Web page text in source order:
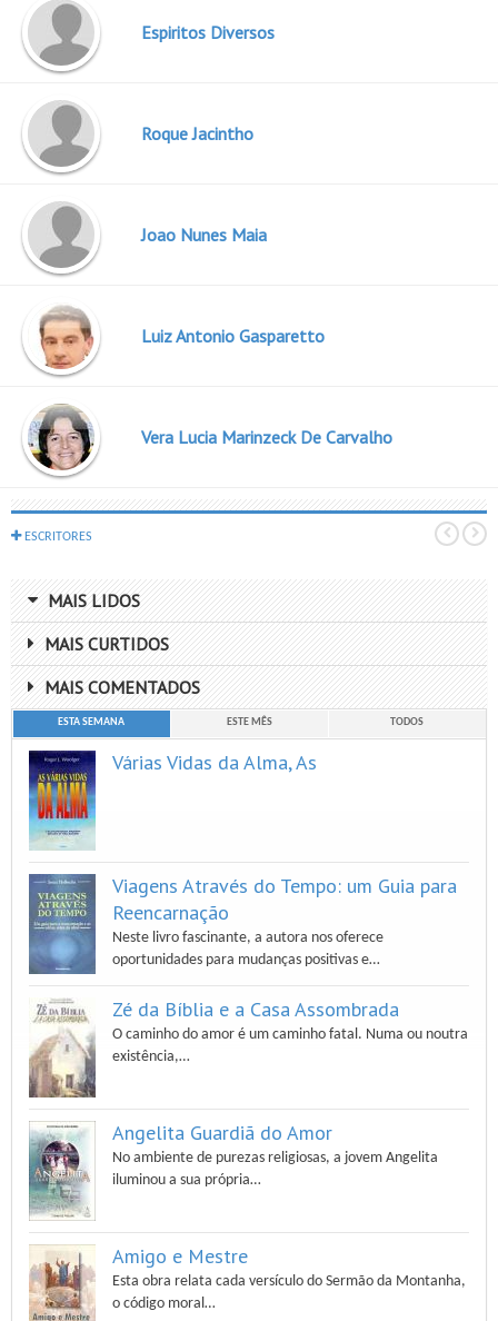
Espiritos Diversos
Roque Jacintho
Joao Nunes Maia
Luiz Antonio Gasparetto
Vera Lucia Marinzeck De Carvalho
ESCRITORES
MAIS LIDOS
MAIS CURTIDOS
MAIS COMENTADOS
ESTA SEMANA ESTE MÊS TODOS
Várias Vidas da Alma, As
Viagens Através do Tempo: um Guia para
Reencarnação
Neste livro fascinante, a autora nos oferece
oportunidades para mudanças positivas e…
Zé da Bíblia e a Casa Assombrada
O caminho do amor é um caminho fatal. Numa ou noutra
existência,…
Angelita Guardiã do Amor
No ambiente de purezas religiosas, a jovem Angelita
iluminou a sua própria…
Amigo e Mestre
Esta obra relata cada versículo do Sermão da Montanha,
o código moral…